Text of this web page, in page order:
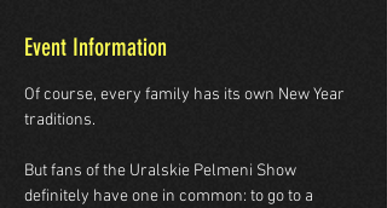
Event Information
Of course, every family has its own New Year
traditions.
But fans of the Uralskie Pelmeni Show
definitely have one in common: to go to a